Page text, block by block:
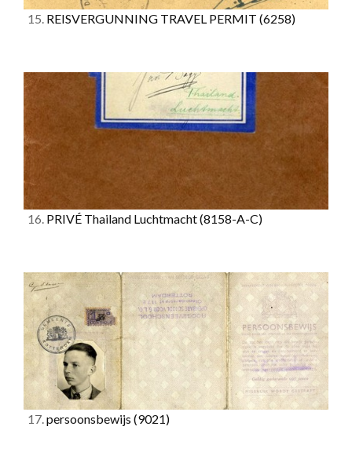
15. REISVERGUNNING TRAVEL PERMIT (6258)
16. PRIVÉ Thailand Luchtmacht(8158-A-C)
17.persoonsbewijs (9021)